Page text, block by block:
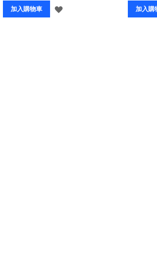
加入購物車
登
加入購